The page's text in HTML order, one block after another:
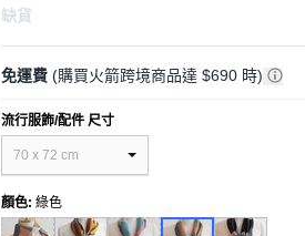
缺貨
免運費 (購買火箭跨境商品達 $690 時)
流行服飾/配件 尺寸
70 x 72 cm
顏色: 綠色